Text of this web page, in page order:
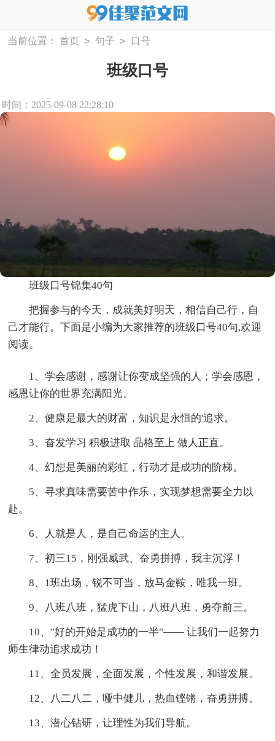
当前位置： 首页 > 句子 > 口号
班级口号
时间：2025-09-08 22:28:10
班级口号锦集40句
把握参与的今天，成就美好明天，相信自己行，自
己才能行。下面是小编为大家推荐的班级口号40句,欢迎
阅读。
1、学会感谢，感谢让你变成坚强的人；学会感恩，
感恩让你的世界充满阳光。
2、健康是最大的财富，知识是永恒的'追求。
3、奋发学习 积极进取 品格至上 做人正直。
4、幻想是美丽的彩虹，行动才是成功的阶梯。
5、寻求真味需要苦中作乐，实现梦想需要全力以
赴。
6、人就是人，是自己命运的主人。
7、初三15，刚强威武、奋勇拼搏，我主沉浮！
8、1班出场，锐不可当，放马金鞍，唯我一班。
9、八班八班，猛虎下山，八班八班，勇夺前三。
10、"好的开始是成功的一半"—— 让我们一起努力
师生律动追求成功！
11、全员发展，全面发展，个性发展，和谐发展。
12、八二八二，哑中健儿，热血铿锵，奋勇拼搏。
13、潜心钻研，让理性为我们导航。